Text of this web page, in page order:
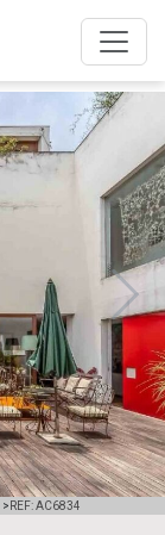
Next
> REF: AC6834